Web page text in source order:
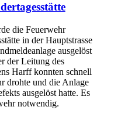
die Feuerwehr
in der Hauptstrasse
ausgelöst
der Leitung des
Harff konnten schnell
drohte und die Anlage
ausgelöst hatte. Es
notwendig.